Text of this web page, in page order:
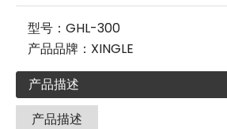
型号： GHL-300
产品品牌： XINGLE
产品描述
产品描述